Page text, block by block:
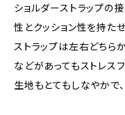
ショルダーストラップの
性とクッション性を持た
ストラップは左右どちら
などがあってもストレスフ
生地もとてもしなやかで、